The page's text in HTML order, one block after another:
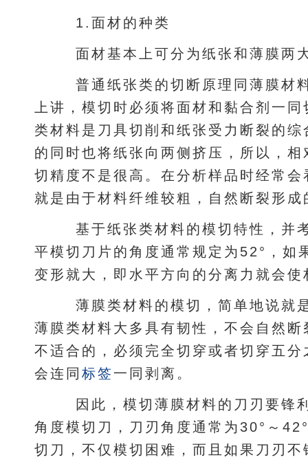
1.面材的种类
面材基本上可分为纸张和薄膜两
普通纸张类的切断原理同薄膜材
上讲，模切时必须将面材和黏合剂一
类材料是刀具切削和纸张受力断裂的
的同时也将纸张向两侧挤压，所以，
切精度不是很高。在分析样品时经常会
就是由于材料纤维较粗，自然断裂形成
基于纸张类材料的模切特性，并
平模切刀片的角度通常规定为52°，如
变形就大，即水平方向的分离力就会
薄膜类材料的模切，简单地说就
薄膜类材料大多具有韧性，不会自然
不适合的，必须完全切穿或者切穿五
会连同 标签 一同剥离。
因此，模切薄膜材料的刀刃要锋
角度模切刀，刀刃角度通常为30°～
切刀，不仅模切困难，而且如果刀刃